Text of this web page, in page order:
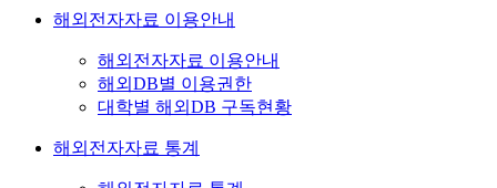
해외전자자료 이용안내
해외전자자료 이용안내
해외DB별 이용권한
대학별 해외DB 구독현황
해외전자자료 통계